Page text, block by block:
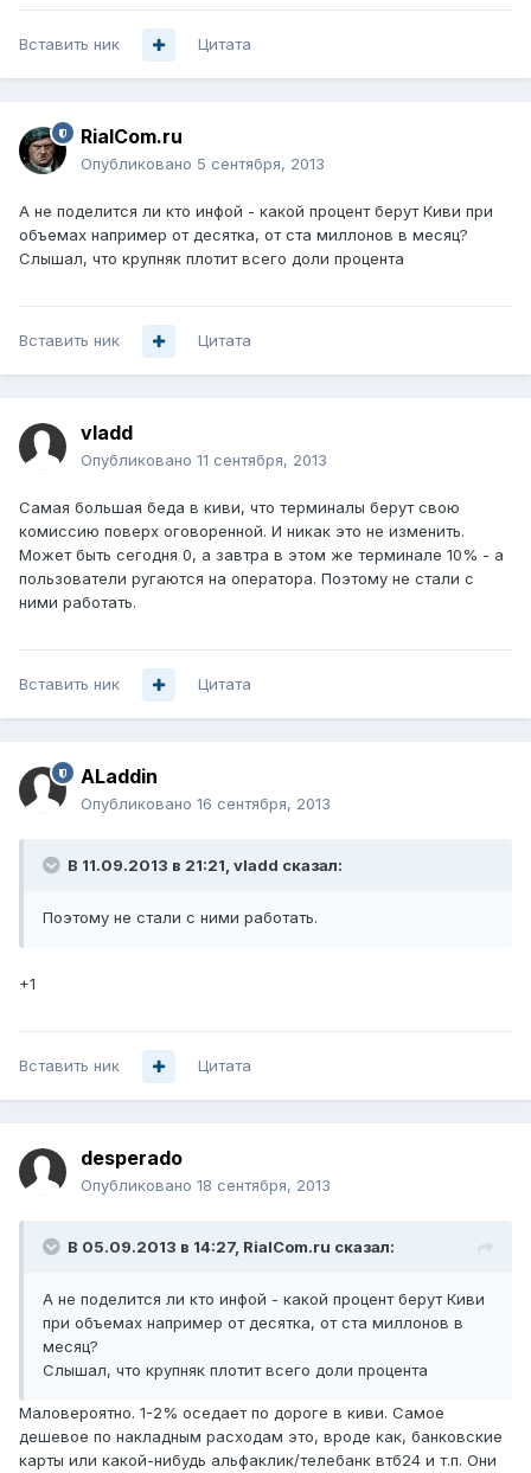
Вставить ник Цитата
RialCom.ru
Опубликовано 5 сентября, 2013
А не поделится ли кто инфой - какой процент берут Киви при
объемах например от десятка, от ста миллонов в месяц?
Слышал, что крупняк плотит всего доли процента
Вставить ник Цитата
vladd
Опубликовано 11 сентября, 2013
Самая большая беда в киви, что терминалы берут свою
комиссию поверх оговоренной. И никак это не изменить.
Может быть сегодня 0, а завтра в этом же терминале 10% - а
пользователи ругаются на оператора. Поэтому не стали с
ними работать.
Вставить ник Цитата
ALaddin
Опубликовано 16 сентября, 2013
В 11.09.2013 в 21:21, vladd сказал:
Поэтому не стали с ними работать.
+1
Вставить ник Цитата
desperado
Опубликовано 18 сентября, 2013
В 05.09.2013 в 14:27, RialCom.ru сказал:
А не поделится ли кто инфой - какой процент берут Киви
при объемах например от десятка, от ста миллонов в
месяц?
Слышал, что крупняк плотит всего доли процента
Маловероятно. 1-2% оседает по дороге в киви. Самое
дешевое по накладным расходам это, вроде как, банковские
карты или какой-нибудь альфаклик/телебанк втб24 и т.п. Они